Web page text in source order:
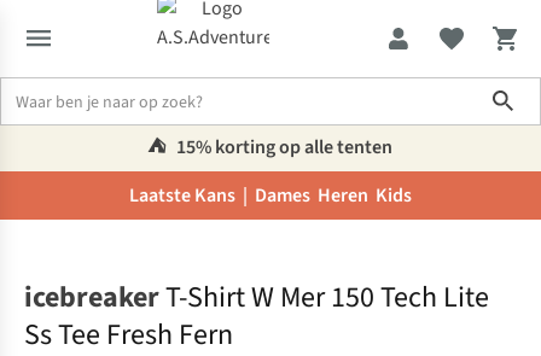
⛺️ 15% korting op alle tenten
Laatste Kans | Dames Heren Kids
icebreakerT-Shirt W Mer 150 Tech Lite
Ss Tee Fresh Fern